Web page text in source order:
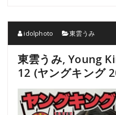
idolphoto 東雲うみ
東雲うみ, Young
12 (ヤングキング